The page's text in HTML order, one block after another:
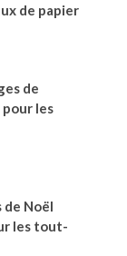
de papier
de
les
Noël
les tout-